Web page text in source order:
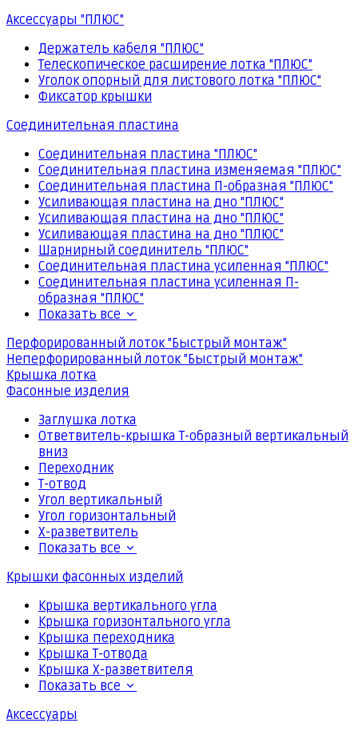
Аксессуары "ПЛЮС"
Держатель кабеля "ПЛЮС"
Телескопическое расширение лотка "ПЛЮС"
Уголок опорный для листового лотка "ПЛЮС"
Фиксатор крышки
Соединительная пластина
Соединительная пластина "ПЛЮС"
Соединительная пластина изменяемая "ПЛЮС"
Соединительная пластина П-образная "ПЛЮС"
Усиливающая пластина на дно "ПЛЮС"
Усиливающая пластина на дно "ПЛЮС"
Усиливающая пластина на дно "ПЛЮС"
Шарнирный соединитель "ПЛЮС"
Соединительная пластина усиленная "ПЛЮС"
Соединительная пластина усиленная П-
образная "ПЛЮС"
Показать все
Перфорированный лоток "Быстрый монтаж"
Неперфорированный лоток "Быстрый монтаж"
Крышка лотка
Фасонные изделия
Заглушка лотка
Ответвитель-крышка Т-образный вертикальный
вниз
Переходник
Т-отвод
Угол вертикальный
Угол горизонтальный
Х-разветвитель
Показать все
Крышки фасонных изделий
Крышка вертикального угла
Крышка горизонтального угла
Крышка переходника
Крышка Т-отвода
Крышка Х-разветвителя
Показать все
Аксессуары